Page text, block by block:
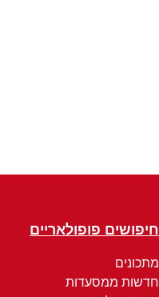
חיפושים פופולאריים
מתכונים
חדשות ממסעדות